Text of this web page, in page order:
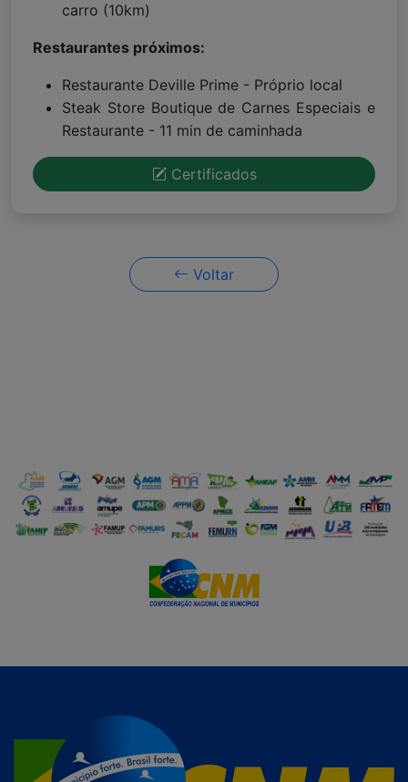
carro (10km)
Restaurantes próximos:
Restaurante Deville Prime - Próprio local
Steak Store Boutique de Carnes Especiais e
Restaurante - 11 min de caminhada
Certificados
Voltar